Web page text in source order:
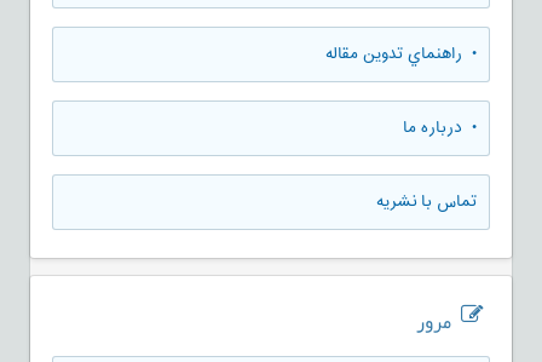
• راهنماي تدوين مقاله
• درباره ما
تماس با نشریه
مرور